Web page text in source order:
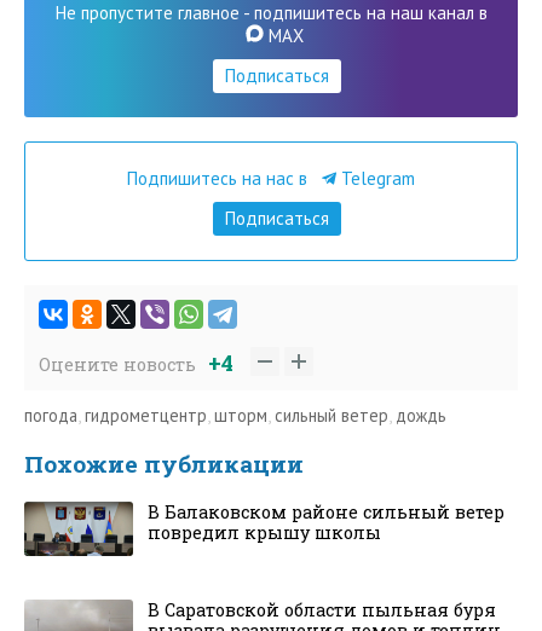
Не пропустите главное - подпишитесь на наш канал в
MAX
Подписаться
Подпишитесь на нас в
Telegram
Подписаться
Оцените новость +4
погода гидрометцентр шторм сильный ветер дождь
Похожие публикации
В Балаковском районе сильный ветер
повредил крышу школы
В Саратовской области пыльная буря